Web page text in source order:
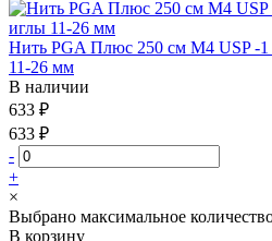
Нить PGA Плюс 250 см М4 USP -1
11-26 мм
В наличии
633 ₽
633 ₽
-
+
×
Выбрано максимальное
В корзину